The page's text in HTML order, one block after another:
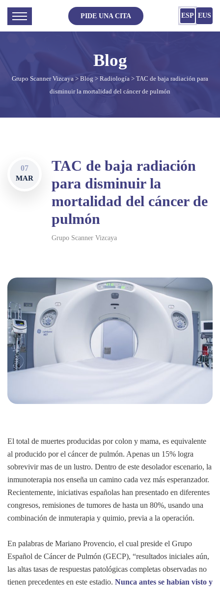
PIDE UNA CITA ESP EUS
Grupo Scanner Vizcaya > Blog > Radiología > TAC de baja radiación para
disminuir la mortalidad del cáncer de pulmón
07
MAR
TAC de baja radiación
para disminuir la
mortalidad del cáncer de
pulmón
Grupo Scanner Vizcaya
El total de muertes producidas por colon y mama, es equivalente
al producido por el cáncer de pulmón. Apenas un 15% logra
sobrevivir mas de un lustro. Dentro de este desolador escenario, la
inmunoterapia nos enseña un camino cada vez más esperanzador.
Recientemente, iniciativas españolas han presentado en diferentes
congresos, remisiones de tumores de hasta un 80%, usando una
combinación de inmuterapia y quimio, previa a la operación.
En palabras de Mariano Provencio, el cual preside el Grupo
Español de Cáncer de Pulmón (GECP), “resultados iniciales aún,
las altas tasas de respuestas patológicas completas observadas no
tienen precedentes en este estadio. Nunca antes se habían visto y